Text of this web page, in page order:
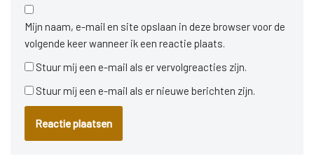
Mijn naam, e-mail en site opslaan in deze browser voor de
volgende keer wanneer ik een reactie plaats.
Stuur mij een e-mail als er vervolgreacties zijn.
Stuur mij een e-mail als er nieuwe berichten zijn.